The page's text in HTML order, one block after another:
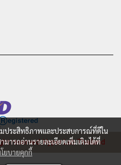
reserved.Hyper Lab Thailand
มประสิทธิภาพและประสบการณ์ที่ดีใน
มารถอ่านรายละเอียดเพิ่มเติมได้ที่
ยบายคุกกี้